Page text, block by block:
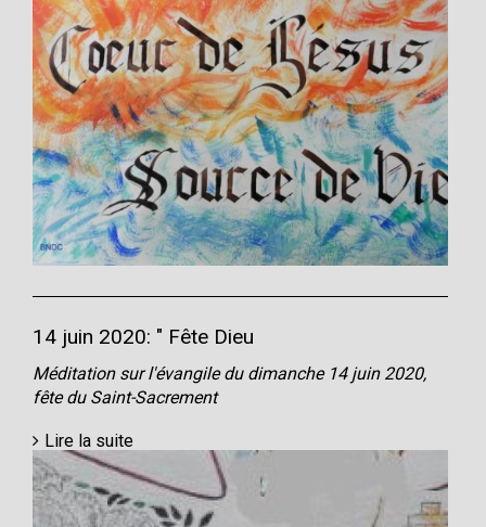
14 juin 2020: " Fête Dieu
Méditation sur l'évangile du dimanche 14 juin 2020,
fête du Saint-Sacrement
Lire la suite